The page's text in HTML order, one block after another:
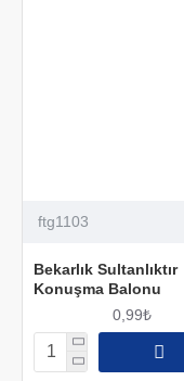
ftg1103
Bekarlık Sultanlıktır
Konuşma Balonu
0,99₺